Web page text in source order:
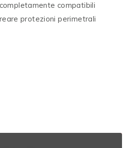
compatibili
protezioni perimetrali